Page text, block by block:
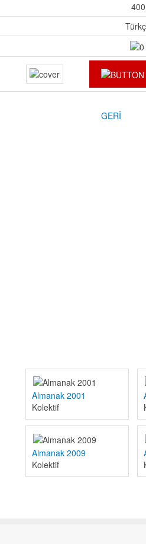
400
GERİ
Almanak 2001
Kolektif
Almanak 2009
Kolektif